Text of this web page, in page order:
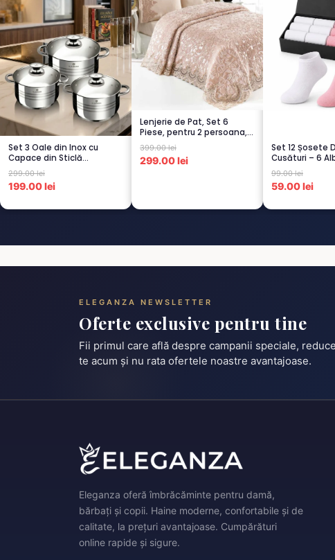
Set 3 Oale din Inox cu
Capace din Sticlă
Termorezistent...
299.00 lei
199.00 lei
Lenjerie de Pat, Set 6
Piese, pentru 2 persoana,
CAPUCI...
399.00 lei
299.00 lei
Set 12 Șosete
Cusături – 6
Scu...
99.00 lei
59.00 lei
ELEGANZA NEWSLETTER
Oferte exclusive pentru tine
Fii primul care află despre campanii speciale,
te acum și nu rata ofertele noastre avantajoase.
Eleganza oferă îmbrăcăminte pentru damă,
bărbați și copii. Haine moderne, confortabile și de
calitate, la prețuri avantajoase. Cumpărături
online rapide și sigure.